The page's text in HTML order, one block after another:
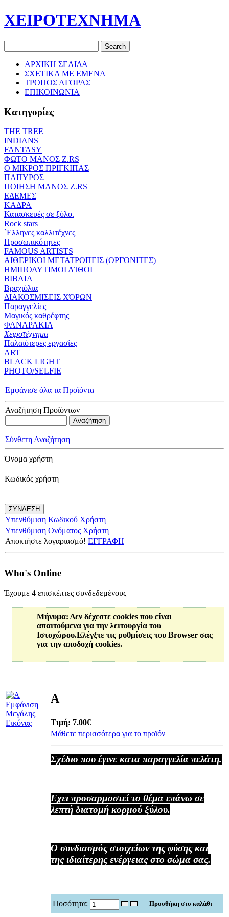
ΧΕΙΡΟΤΕΧΝΗΜΑ
ΑΡΧΙΚΗ ΣΕΛΙΔΑ
ΣΧΕΤΙΚΑ ΜΕ ΕΜΕΝΑ
ΤΡΟΠΟΣ ΑΓΟΡΑΣ
ΕΠΙΚΟΙΝΩΝΙΑ
Κατηγορίες
THE TREE
ΙΝDIANS
FANTASY
ΦΩΤΟ ΜΑΝΟΣ Ζ.RS
O ΜΙΚΡΟΣ ΠΡΙΓΚΙΠΑΣ
ΠΑΠΥΡΟΣ
ΠΟΙΗΣΗ ΜΑΝΟΣ Ζ.RS
ΕΔΕΜΕΣ
ΚΑΔΡΑ
Κατασκευές σε ξύλο.
Rock stars
`Eλληνες καλλιτέχνες
Προσωπικότητες
FAMOUS ARTISTS
ΑΙΘΕΡΙΚΟΙ ΜΕΤΑΤΡΟΠΕΙΣ (ΟΡΓΟΝΙΤΕΣ)
ΗΜΙΠΟΛΥΤΙΜΟΙ ΛΊΘΟΙ
ΒΙΒΛΙΑ
Βραχιόλια
ΔΙΑΚΟΣΜΙΣΕΙΣ ΧΌΡΩΝ
Παραγγελίες
Μαγικός καθρέφτης
ΦΑΝΑΡΑΚΙΑ
Xειροτέχνημα
Παλαιότερες εργασίες
ART
BLACK LIGHT
PHOTO/SELFIE
Εμφάνισε όλα τα Προϊόντα
Αναζήτηση Προϊόντων
Σύνθετη Αναζήτηση
Όνομα χρήστη
Κωδικός χρήστη
Υπενθύμιση Κωδικού Χρήστη
Υπενθύμιση Ονόματος Χρήστη
Αποκτήστε λογαριασμό! ΕΓΓΡΑΦΗ
Who's Online
Έχουμε 4 επισκέπτες συνδεδεμένους
Μήνυμα: Δεν δέχεστε cookies που είναι
απαιτούμενα για την λειτουργία του
Ιστοχώρου.Ελέγξτε τις ρυθμίσεις του Browser σας
για την αποδοχή cookies.
Εμφάνιση
Μεγάλης
Εικόνας
Α
Τιμή: 7.00€
Μάθετε περισσότερα για το προϊόν
Σχέδιο που έγινε κατα παραγγελία πελάτη.
Εχει προσαρμοστεί το θέμα επάνω σε
λεπτή διατομή κορμού ξύλου.
Ο συνδιασμός στοιχείων της φύσης και
της ιδιαίτερης ενέργειας στο σώμα σας.
Ποσότητα: